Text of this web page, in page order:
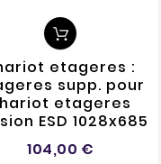
etageres :
supp. pour
etageres
ESD 1028x685
104,00 €